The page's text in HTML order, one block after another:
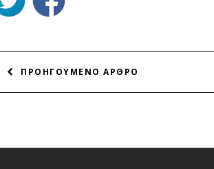
ΑΡΘΡΩΝ
ΠΡΟΗΓΟΥΜΕΝΟ ΑΡΘΡΟ